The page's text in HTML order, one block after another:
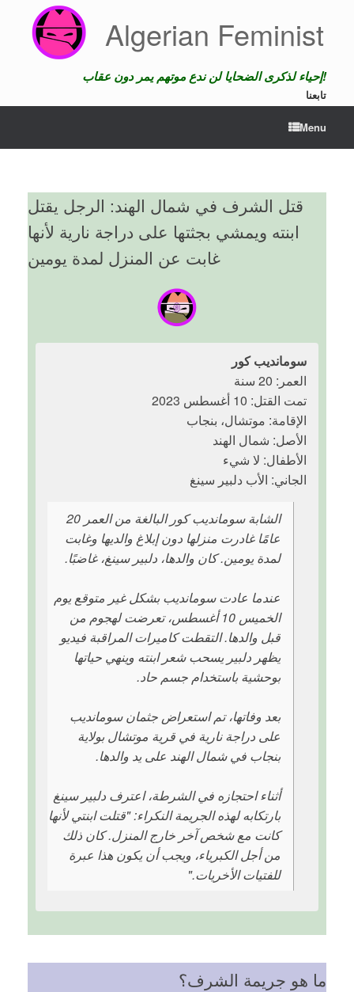
content
Algerian Feminist
إحياء لذكرى الضحايا لن ندع موتهم يمر دون عقاب!
تابعنا
Menu
قتل الشرف في شمال الهند: الرجل يقتل
ابنته ويمشي بجثتها على دراجة نارية لأنها
غابت عن المنزل لمدة يومين
سومانديب كور
العمر: 20 سنة
تمت القتل: 10 أغسطس 2023
الإقامة: موتشال، بنجاب
الأصل: شمال الهند
الأطفال: لا شيء
الجاني: الأب دلبير سينغ
الشابة سومانديب كور البالغة من العمر 20
عامًا غادرت منزلها دون إبلاغ والديها وغابت
لمدة يومين. كان والدها، دلبير سينغ، غاضبًا.
عندما عادت سومانديب بشكل غير متوقع يوم
الخميس 10 أغسطس، تعرضت لهجوم من
قبل والدها. التقطت كاميرات المراقبة فيديو
يظهر دلبير يسحب شعر ابنته وينهي حياتها
بوحشية باستخدام جسم حاد.
بعد وفاتها، تم استعراض جثمان سومانديب
على دراجة نارية في قرية موتشال بولاية
بنجاب في شمال الهند على يد والدها.
أثناء احتجازه في الشرطة، اعترف دلبير سينغ
بارتكابه لهذه الجريمة النكراء: "قتلت ابنتي لأنها
كانت مع شخص آخر خارج المنزل. كان ذلك
من أجل الكبرياء، ويجب أن يكون هذا عبرة
للفتيات الأخريات."
ما هو جريمة الشرف؟